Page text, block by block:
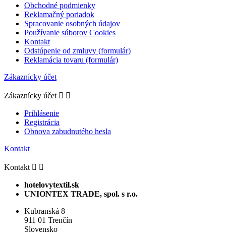
Obchodné podmienky
Reklamačný poriadok
Spracovanie osobných údajov
Používanie súborov Cookies
Kontakt
Odstúpenie od zmluvy (formulár)
Reklamácia tovaru (formulár)
Zákaznícky účet
Zákaznícky účet  
Prihlásenie
Registrácia
Obnova zabudnutého hesla
Kontakt
Kontakt  
hotelovytextil.sk
UNIONTEX TRADE, spol. s r.o.
Kubranská 8
911 01 Trenčín
Slovensko